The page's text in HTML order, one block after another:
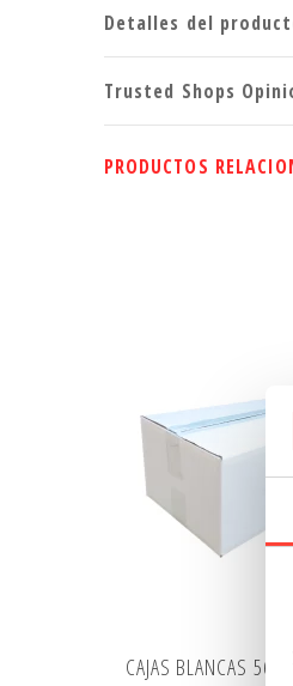
Detalles del
Trusted Shops
PRODUCTOS
CAJAS BLANCAS